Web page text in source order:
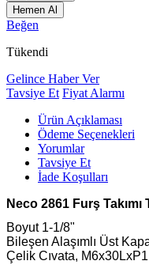
Hemen Al
Beğen
Tükendi
Gelince Haber Ver
Tavsiye Et Fiyat Alarmı
Ürün Açıklaması
Ödeme Seçenekleri
Yorumlar
Tavsiye Et
İade Koşulları
Neco 2861 Furş Takımı
Boyut 1-1/8"
Bileşen Alaşımlı Üst
Çelik Cıvata,